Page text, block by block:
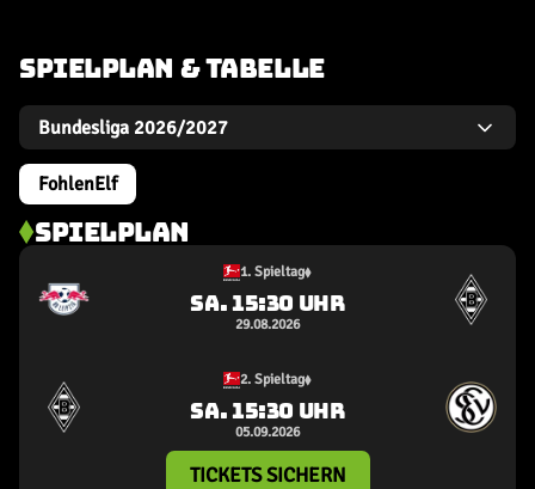
SPIELPLAN & TABELLE
FohlenElf
SPIELPLAN
1. Spieltag
SA. 15:30 UHR
29.08.2026
2. Spieltag
SA. 15:30 UHR
05.09.2026
TICKETS SICHERN